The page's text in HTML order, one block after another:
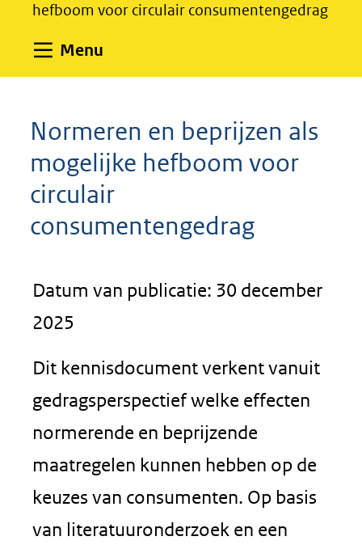
hefboom voor circulair consumentengedrag
Menu
Normeren en beprijzen als
mogelijke hefboom voor
circulair
consumentengedrag
Datum van publicatie: 30 december
2025
Dit kennisdocument verkent vanuit
gedragsperspectief welke effecten
normerende en beprijzende
maatregelen kunnen hebben op de
keuzes van consumenten. Op basis
van literatuuronderzoek en een